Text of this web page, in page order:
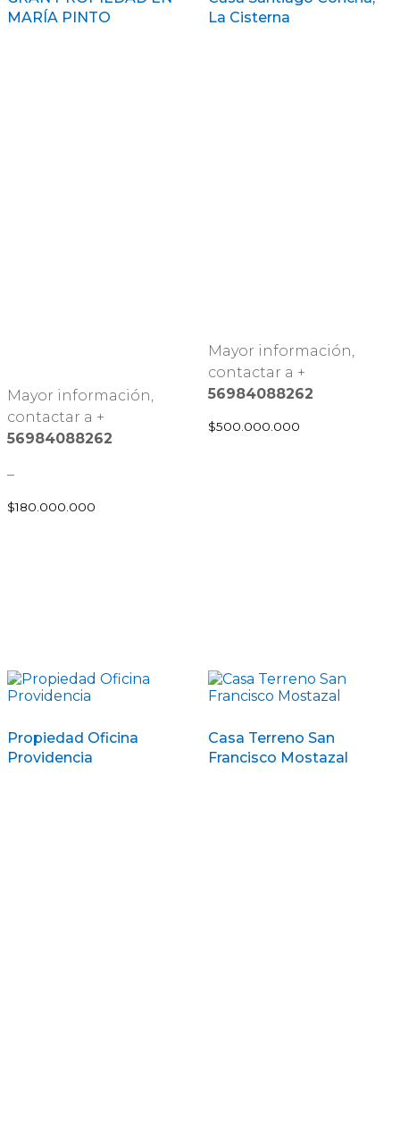
MARÍA PINTO
Mayor información,
contactar a +
56984088262
–
$180.000.000
La Cisterna
Mayor información,
contactar a +
56984088262
$500.000.000
Propiedad Oficina
Providencia
Casa Terreno San
Francisco Mostazal